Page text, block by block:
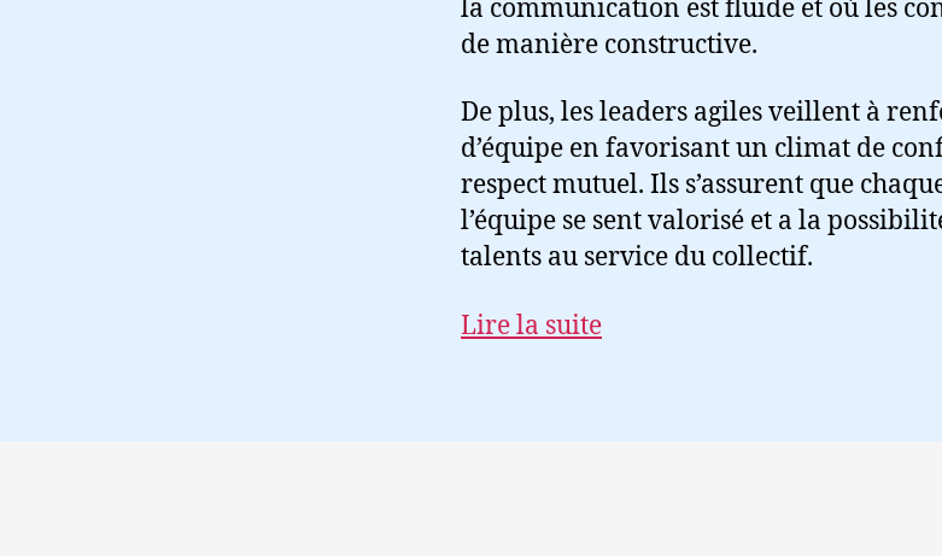
la communication est fluide et où les
de manière constructive.
De plus, les leaders agiles veillent à
d’équipe en favorisant un climat de
respect mutuel. Ils s’assurent que
l’équipe se sent valorisé et a la
talents au service du collectif.
Lire la suite